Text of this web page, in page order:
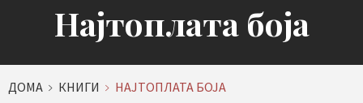
Најтоплата боја
ДОМА КНИГИ НАЈТОПЛАТА БОЈА